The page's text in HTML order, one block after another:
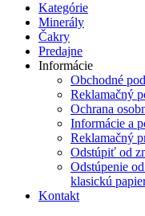
Úvod
E-shop
Kategórie
Minerály
Čakry
Predajne
Informácie
Obchodné
Reklamačný
Ochrana
Informácie a
Reklamačný
Odstúpiť od
Odstúpenie